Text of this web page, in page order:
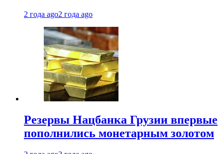
2 года ago2 года ago
Резервы Нацбанка Грузии впервые
пополнились монетарным золотом